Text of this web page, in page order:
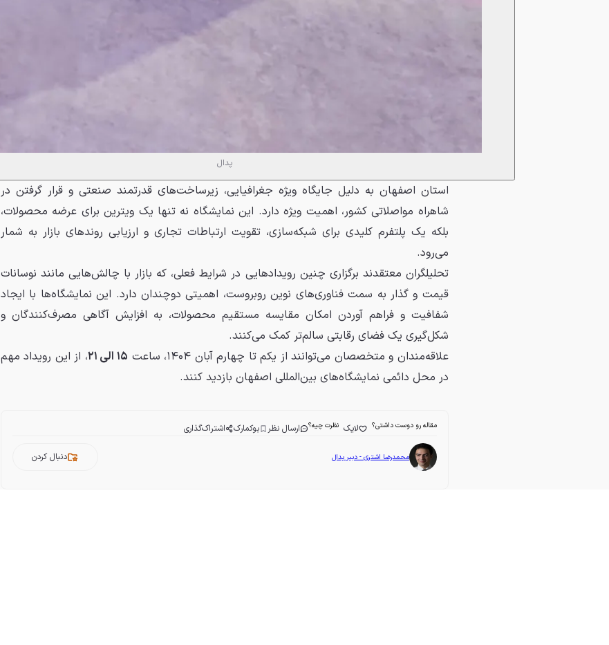
پدال
استان اصفهان به دلیل جایگاه ویژه جغرافیایی، زیرساخت‌های قدرتمند صنعتی و قرار گرفتن در
شاهراه مواصلاتی کشور، اهمیت ویژه دارد. این نمایشگاه نه تنها یک ویترین برای عرضه محصولات،
بلکه یک پلتفرم کلیدی برای شبکه‌سازی، تقویت ارتباطات تجاری و ارزیابی روندهای بازار به شمار
می‌رود.
تحلیلگران معتقدند برگزاری چنین رویدادهایی در شرایط فعلی، که بازار با چالش‌هایی مانند نوسانات
قیمت و گذار به سمت فناوری‌های نوین روبروست، اهمیتی دوچندان دارد. این نمایشگاه‌ها با ایجاد
شفافیت و فراهم آوردن امکان مقایسه مستقیم محصولات، به افزایش آگاهی مصرف‌کنندگان و
شکل‌گیری یک فضای رقابتی سالم‌تر کمک می‌کنند.
علاقه‌مندان و متخصصان می‌توانند از یکم تا چهارم آبان ۱۴۰۴، ساعت
۱۵ الی ۲۱
، از این رویداد مهم
در محل دائمی نمایشگاه‌های بین‌المللی اصفهان بازدید کنند.
مقاله رو دوست داشتی؟ لایک نظرت چیه؟ ارسال نظر بوکمارک اشتراک‌گذاری
محمدرضا اشتری - دبیر پدال دنبال کردن